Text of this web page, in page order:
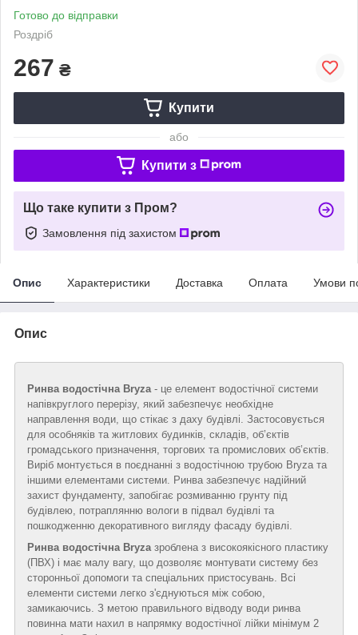
Готово до відправки
Роздріб
267 ₴
Купити
або
Купити з
Що таке купити з Пром?
Замовлення під захистом
Опис Характеристики Доставка Оплата Умови
Опис
Ринва водостічна Bryza - це елемент водостічної системи
напівкруглого перерізу, який забезпечує необхідне
направлення води, що стікає з даху будівлі. Застосовується
для особняків та житлових будинків, складів, об’єктів
громадського призначення, торгових та промислових об’єктів.
Виріб монтується в поєднанні з водостічною трубою Bryza та
іншими елементами системи. Ринва забезпечує надійний
захист фундаменту, запобігає розмиванню грунту під
будівлею, потраплянню вологи в підвал будівлі та
пошкодженню декоративного вигляду фасаду будівлі.
Ринва водостічна Bryza зроблена з високоякісного пластику
(ПВХ) і має малу вагу, що дозволяє монтувати систему без
сторонньої допомоги та спеціальних пристосувань. Всі
елементи системи легко з'єднуються між собою,
замикаючись. З метою правильного відводу води ринва
повинна мати нахил в напрямку водостічної лійки мінімум 2